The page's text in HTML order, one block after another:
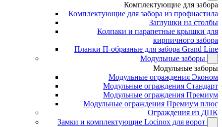
Комплектующие для забора
Комплектующие для забора из профнастила
Заглушки на столбы
Колпаки и парапетные крышки для
кирпичного забора
Планки П-образные для забора Grand Line
Модульные заборы
Модульные заборы
Модульные ограждения Эконом
Модульные ограждения Стандарт
Модульные ограждения Премиум
Модульные ограждения Премиум плюс
Ограждения из ДПК
Замки и комплектующие Locinox для ворот